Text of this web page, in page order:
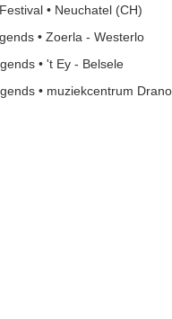
• Neuchatel (CH)
• Zoerla - Westerlo
• 't Ey - Belsele
• muziekcentrum